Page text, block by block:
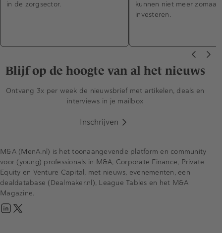
in de zorgsector.
kunnen niet meer zomaar
investeren.
Blijf op de hoogte van al het nieuws
Ontvang 3x per week de nieuwsbrief met artikelen, deals en
interviews in je mailbox
Inschrijven
M&A (MenA.nl) is het toonaangevende platform en community
voor (young) professionals in M&A, Corporate Finance, Private
Equity en Venture Capital, met nieuws, evenementen, een
dealdatabase (Dealmaker.nl), League Tables en het M&A
Magazine.